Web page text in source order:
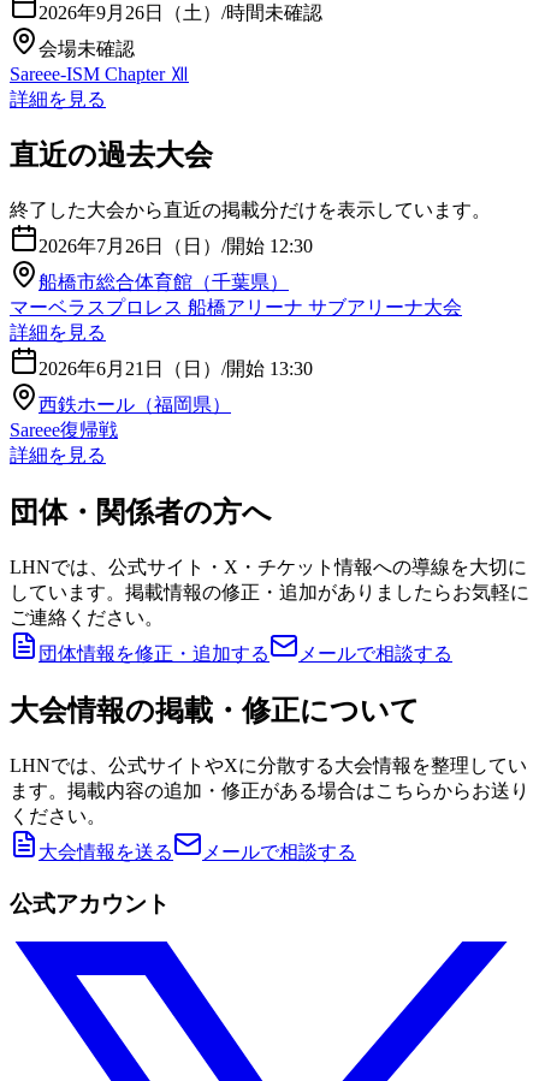
2026年9月26日（土） /時間未確認
会場未確認
Sareee-ISM Chapter Ⅻ
詳細を見る
直近の過去大会
終了した大会から直近の掲載分だけを表示しています。
2026年7月26日（日） /開始 12:30
船橋市総合体育館（千葉県）
マーベラスプロレス 船橋アリーナ サブアリーナ大会
詳細を見る
2026年6月21日（日） /開始 13:30
西鉄ホール（福岡県）
Sareee復帰戦
詳細を見る
団体・関係者の方へ
LHNでは、公式サイト・X・チケット情報への導線を大切に
しています。掲載情報の修正・追加がありましたらお気軽に
ご連絡ください。
団体情報を修正・追加する
メールで相談する
大会情報の掲載・修正について
LHNでは、公式サイトやXに分散する大会情報を整理してい
ます。掲載内容の追加・修正がある場合はこちらからお送り
ください。
大会情報を送る
メールで相談する
公式アカウント